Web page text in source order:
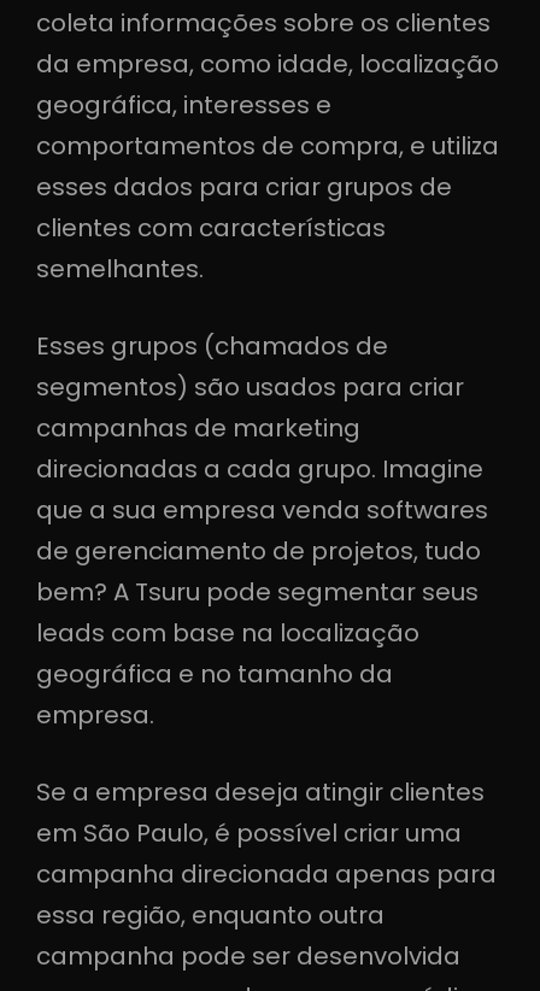
coleta informações sobre os clientes
da empresa, como idade, localização
geográfica, interesses e
comportamentos de compra, e utiliza
esses dados para criar grupos de
clientes com características
semelhantes.
Esses grupos (chamados de
segmentos) são usados para criar
campanhas de marketing
direcionadas a cada grupo. Imagine
que a sua empresa venda softwares
de gerenciamento de projetos, tudo
bem? A Tsuru pode segmentar seus
leads com base na localização
geográfica e no tamanho da
empresa.
Se a empresa deseja atingir clientes
em São Paulo, é possível criar uma
campanha direcionada apenas para
essa região, enquanto outra
campanha pode ser desenvolvida